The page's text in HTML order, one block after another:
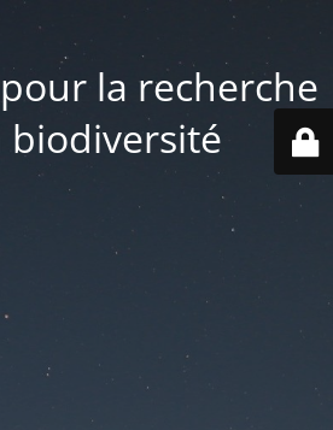
la recherche
biodiversité